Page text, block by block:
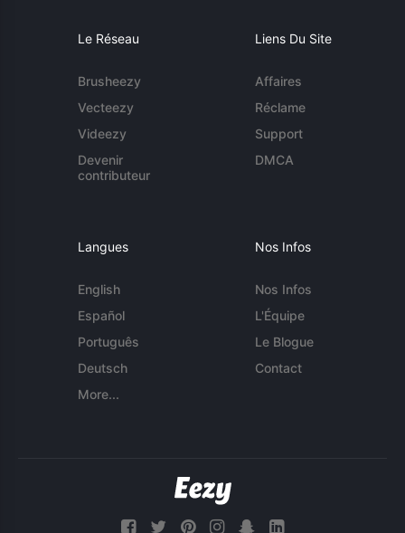
Le Réseau
Brusheezy
Vecteezy
Videezy
Devenir
contributeur
Liens Du Site
Affaires
Réclame
Support
DMCA
Langues
English
Español
Português
Deutsch
More...
Nos Infos
Nos Infos
L'Équipe
Le Blogue
Contact